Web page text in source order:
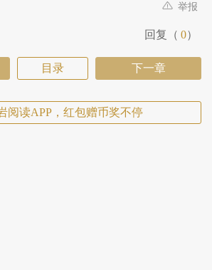
举报
回复（ 0）
目录 下一章
阅读APP，红包赠币奖不停